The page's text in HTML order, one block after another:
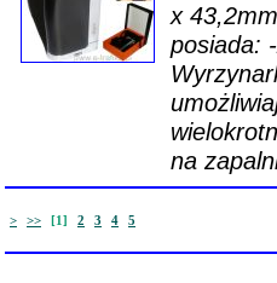
x
posiada:
na
> >> [1] 2 3 4 5